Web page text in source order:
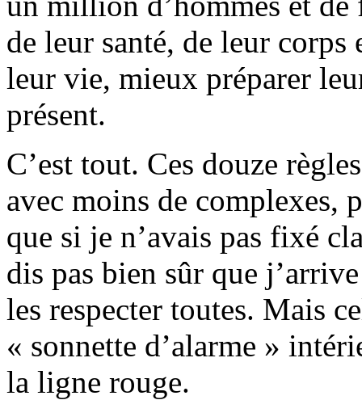
de leur santé, de leur
leur vie, mieux préparer
présent.
C’est tout. Ces douze
avec moins de complexes,
que si je n’avais pas fixé
dis pas bien sûr que
les respecter toutes. Mais
« sonnette d’alarme »
la ligne rouge.